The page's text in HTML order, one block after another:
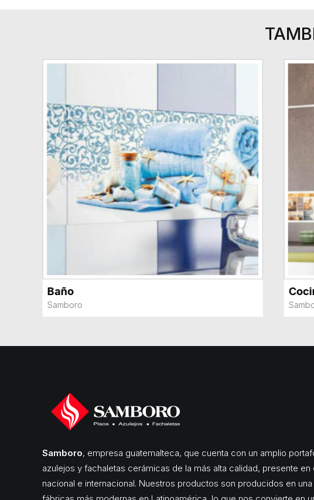
Baño
Samboro
Samboro, empresa guatemalteca, que cuenta con un amplio
azulejos y fachaletas cerámicas de la más alta calidad, presente en
nacional e internacional. Nuestros productos son producidos en